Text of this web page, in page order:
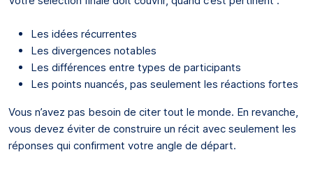
Les idées récurrentes
Les divergences notables
Les différences entre types de participants
Les points nuancés, pas seulement les réactions fortes
Vous n’avez pas besoin de citer tout le monde. En revanche,
vous devez éviter de construire un récit avec seulement les
réponses qui confirment votre angle de départ.